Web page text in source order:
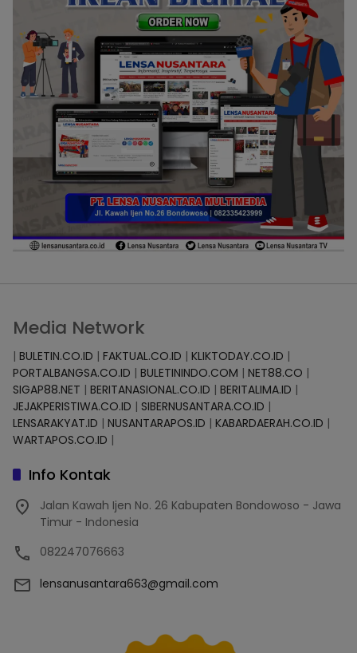
Media Network
| BULETIN.CO.ID | FAKTUAL.CO.ID | KLIKTODAY.CO.ID |
PORTALBANGSA.CO.ID | BULETININDO.COM | NET88.CO |
SIGAP88.NET | BERITANASIONAL.CO.ID | BERITALIMA.ID |
JEJAKPERISTIWA.CO.ID | SIBERNUSANTARA.CO.ID |
LENSARAKYAT.ID | NUSANTARAPOS.ID | KABARDAERAH.CO.ID |
WARTAPOS.CO.ID |
Info Kontak
Jalan Kawah Ijen No. 26 Kabupaten Bondowoso - Jawa
Timur - Indonesia
082247076663
lensanusantara663@gmail.com